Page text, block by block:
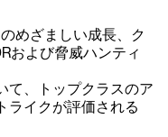
めざましい成長、ク
および脅威ハンティ
て、トップクラスのア
ライクが評価される